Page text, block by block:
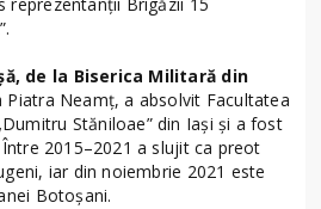
reprezentanții Brigăzii 15
de la Biserica Militară din
Piatra Neamț, a absolvit Facultatea
Stăniloae” din Iași și a fost
2015–2021 a slujit ca preot
iar din noiembrie 2021 este
Botoșani.